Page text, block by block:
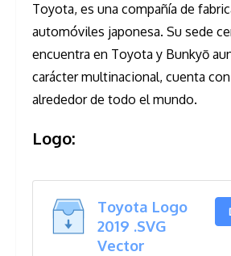
Toyota, es una compañía de
automóviles japonesa. Su sede
encuentra en Toyota y Bunkyō
carácter multinacional, cuenta
alrededor de todo el mundo.​
Logo:
Toyota Logo
2019 .SVG
Vector